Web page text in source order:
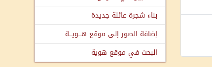
بناء شجرة عائلة جديدة
إضافة الصور إلى موقع هـــويـــة
البحث في موقع هوية